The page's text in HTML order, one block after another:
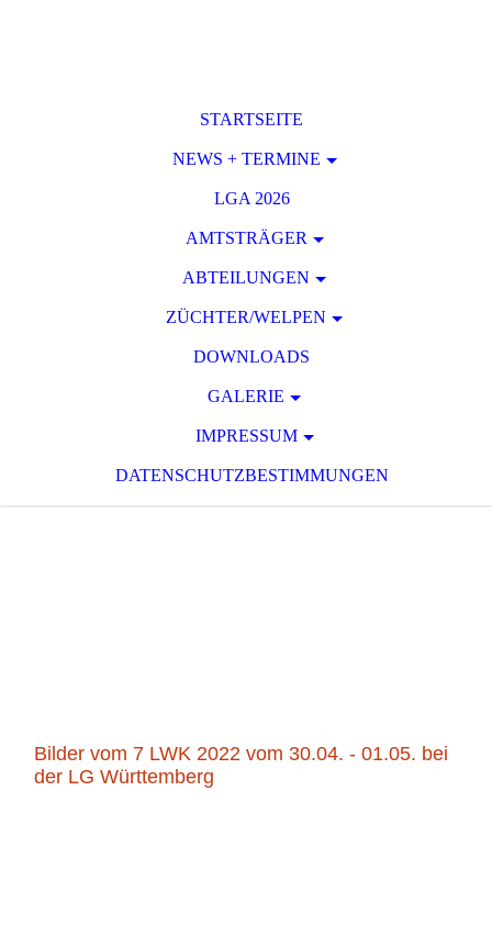
STARTSEITE
NEWS + TERMINE
LGA 2026
AMTSTRÄGER
ABTEILUNGEN
ZÜCHTER/WELPEN
DOWNLOADS
GALERIE
IMPRESSUM
DATENSCHUTZBESTIMMUNGEN
Bilder vom 7 LWK 2022 vom 30.04. - 01.05. bei
der LG Württemberg